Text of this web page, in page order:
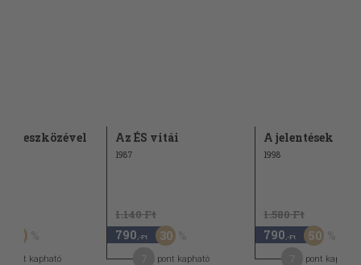
eszközével
50
pont kapható
Az ÉS vitái
1987
1.140 Ft
790 ,-Ft 30
pont kapható
A jelentések
1998
1.580 Ft
790 ,-Ft 50
pont kapható